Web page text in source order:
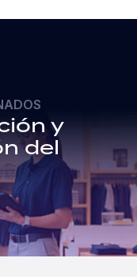
y
del